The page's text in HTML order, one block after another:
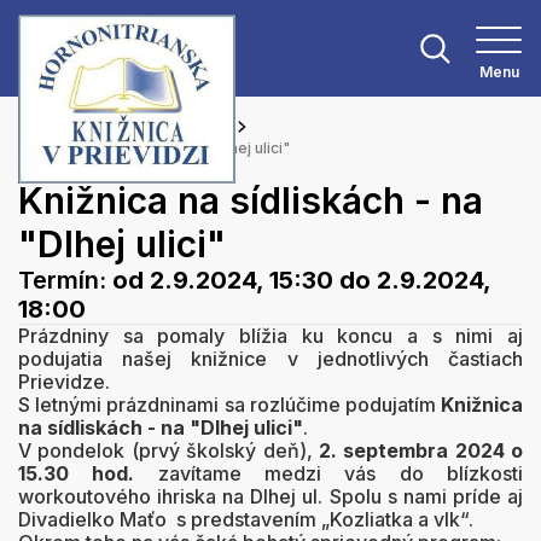
Menu
Hlavná stránka
Podujatia
Knižnica na sídliskách - na "Dlhej ulici"
Knižnica na sídliskách - na
"Dlhej ulici"
Termín: od 2.9.2024, 15:30 do 2.9.2024,
18:00
Prázdniny sa pomaly blížia ku koncu a s nimi aj
podujatia našej knižnice v jednotlivých častiach
Prievidze.
S letnými prázdninami sa rozlúčime podujatím Knižnica
na sídliskách - na "Dlhej ulici".
V pondelok (prvý školský deň), 2. septembra 2024 o
15.30 hod. zavítame medzi vás do blízkosti
workoutového ihriska na Dlhej ul. Spolu s nami príde aj
Divadielko Maťo s predstavením „Kozliatka a vlk“.